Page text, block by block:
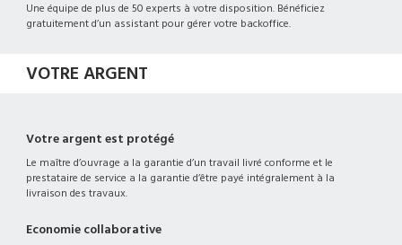
Une équipe de plus de 50 experts à votre disposition. Bénéficiez
gratuitement d’un assistant pour gérer votre backoffice.
VOTRE ARGENT
Votre argent est protégé
Le maître d’ouvrage a la garantie d’un travail livré conforme et le
prestataire de service a la garantie d’être payé intégralement à la
livraison des travaux.
Economie collaborative